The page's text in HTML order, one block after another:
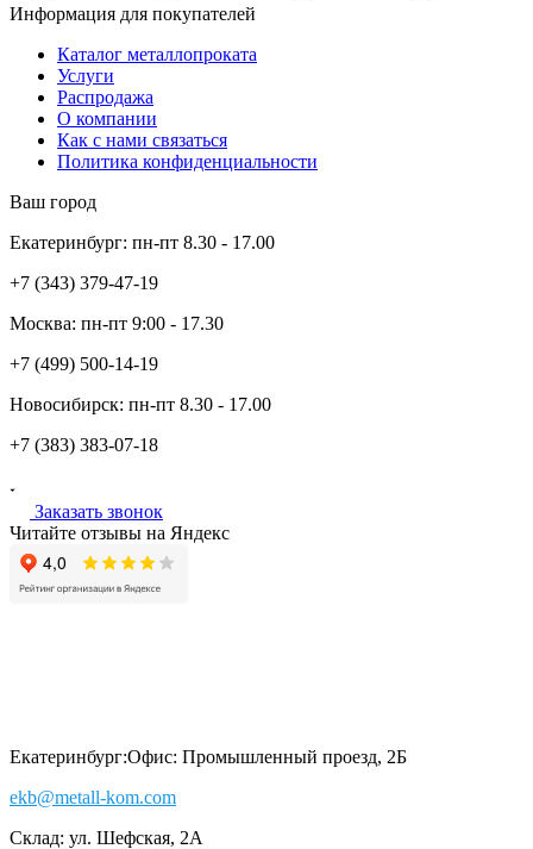
Информация для покупателей
Каталог металлопроката
Услуги
Распродажа
О компании
Как с нами связаться
Политика конфиденциальности
Ваш город
Екатеринбург: пн-пт 8.30 - 17.00
+7 (343) 379-47-19
Москва: пн-пт 9:00 - 17.30
+7 (499) 500-14-19
Новосибирск: пн-пт 8.30 - 17.00
+7 (383) 383-07-18
Заказать звонок
Читайте отзывы на Яндекс
Екатеринбург:Офис: Промышленный проезд, 2Б
ekb@metall-kom.com
Склад: ул. Шефская, 2А